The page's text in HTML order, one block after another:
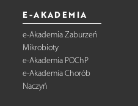
E-AKADEMIA
e-Akademia Zaburzeń
Mikrobioty
e-Akademia POChP
e-Akademia Chorób
Naczyń